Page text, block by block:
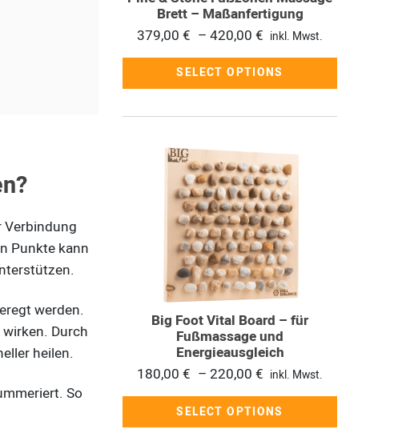
Verbindung
Punkte kann
werden.
Durch
heilen.
So
Brett – Maßanfertigung
379,00€ – 420,00 € Preisspanne:
379,00 €
bis
inkl. Mwst.
SELECT OPTIONS
können
auf
Produktseite
gewählt
werden
Big Foot Vital Board – für
Fußmassage und
Energieausgleich
180,00€ – 220,00 € Preisspanne:
180,00 €
bis
inkl. Mwst.
SELECT OPTIONS
Varianten
Optionen
können
der
Produktseite